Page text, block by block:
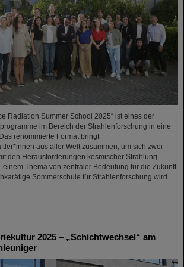
Radiation Summer School 2025“ ist eines der
im Bereich der Strahlenforschung in eine
renommierte Format bringt
aus aller Welt zusammen, um sich zwei
den Herausforderungen kosmischer Strahlung
Thema von zentraler Bedeutung für die Zukunft
Sommerschule für Strahlenforschung wird
2025 – „Schichtwechsel“ am